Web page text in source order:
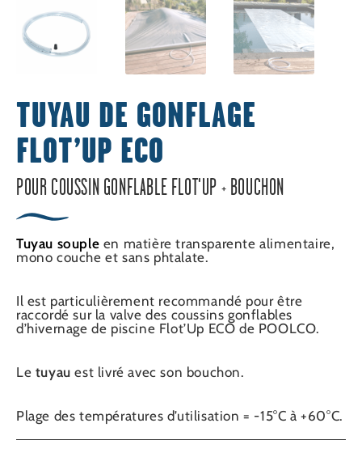
TUYAU DE GONFLAGE
FLOT’UP ECO
POUR COUSSIN GONFLABLE FLOT'UP + BOUCHON
Tuyau souple en matière transparente alimentaire,
mono couche et sans phtalate.
Il est particulièrement recommandé pour être
raccordé sur la valve des coussins gonflables
d’hivernage de piscine Flot’Up ECO de POOLCO.
Le tuyau est livré avec son bouchon.
Plage des températures d’utilisation = -15°C à +60°C.